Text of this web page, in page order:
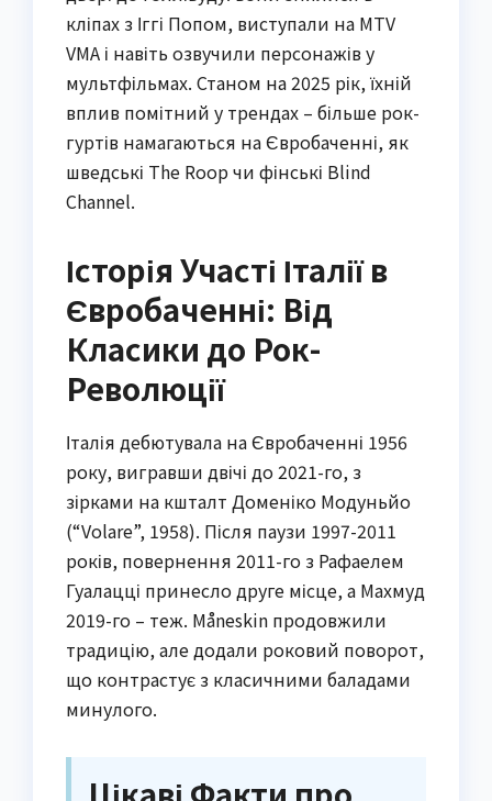
кліпах з Іггі Попом, виступали на MTV
VMA і навіть озвучили персонажів у
мультфільмах. Станом на 2025 рік, їхній
вплив помітний у трендах – більше рок-
гуртів намагаються на Євробаченні, як
шведські The Roop чи фінські Blind
Channel.
Історія Участі Італії в
Євробаченні: Від
Класики до Рок-
Революції
Італія дебютувала на Євробаченні 1956
року, вигравши двічі до 2021-го, з
зірками на кшталт Доменіко Модуньйо
(“Volare”, 1958). Після паузи 1997-2011
років, повернення 2011-го з Рафаелем
Гуалацці принесло друге місце, а Махмуд
2019-го – теж. Måneskin продовжили
традицію, але додали роковий поворот,
що контрастує з класичними баладами
минулого.